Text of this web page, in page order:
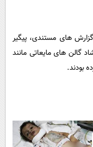
گزارش های مستندی، پیگیر
گالن های مایعاتی مانند
بودند.